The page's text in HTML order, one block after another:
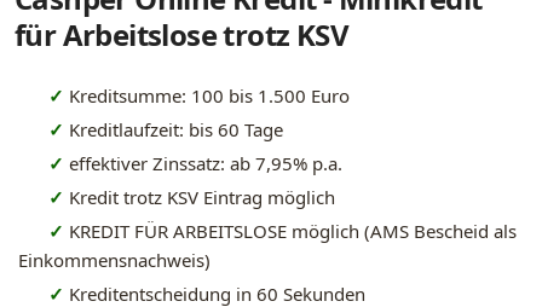
für Arbeitslose trotz KSV
✓ Kreditsumme: 100 bis 1.500 Euro
✓ Kreditlaufzeit: bis 60 Tage
✓ effektiver Zinssatz: ab 7,95% p.a.
✓ Kredit trotz KSV Eintrag möglich
✓ KREDIT FÜR ARBEITSLOSE möglich (AMS Bescheid als
Einkommensnachweis)
✓ Kreditentscheidung in 60 Sekunden